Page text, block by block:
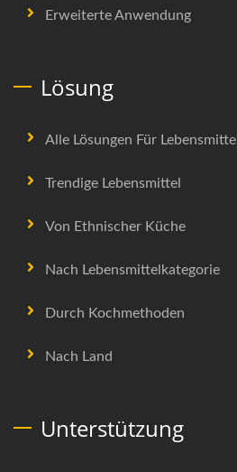
Erweiterte Anwendung
Lösung
Alle Lösungen Für Lebensmittel
Trendige Lebensmittel
Von Ethnischer Küche
Nach Lebensmittelkategorie
Durch Kochmethoden
Nach Land
Unterstützung